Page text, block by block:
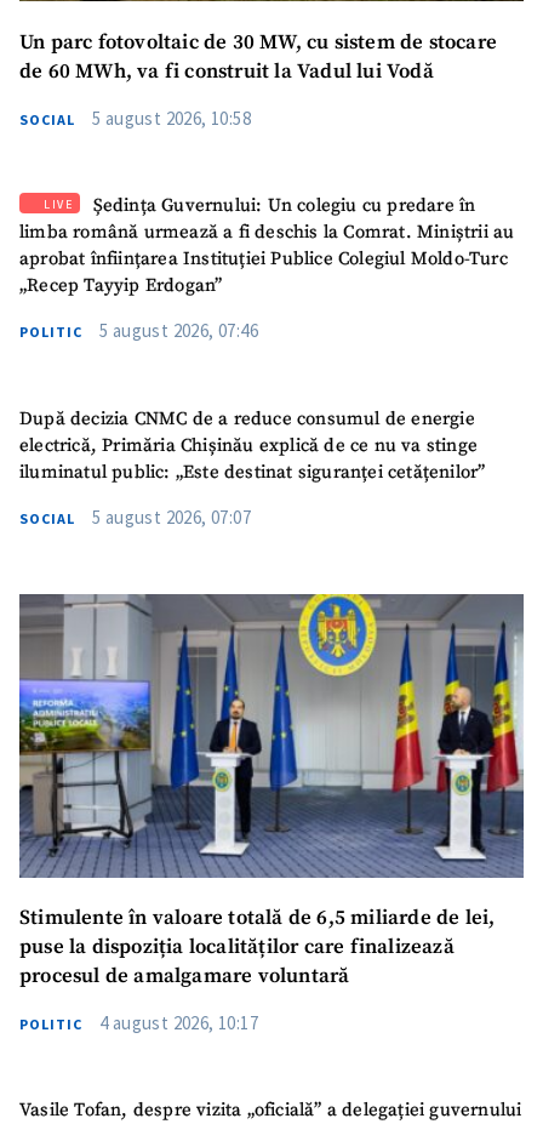
Un parc fotovoltaic de 30 MW, cu sistem de stocare
de 60 MWh, va fi construit la Vadul lui Vodă
SOCIAL 5 august 2026, 10:58
LIVE
Ședința Guvernului: Un colegiu cu predare în
limba română urmează a fi deschis la Comrat. Miniștrii au
aprobat înființarea Instituției Publice Colegiul Moldo-Turc
„Recep Tayyip Erdogan”
POLITIC 5 august 2026, 07:46
După decizia CNMC de a reduce consumul de energie
electrică, Primăria Chișinău explică de ce nu va stinge
iluminatul public: „Este destinat siguranței cetățenilor”
SOCIAL 5 august 2026, 07:07
Stimulente în valoare totală de 6,5 miliarde de lei,
puse la dispoziția localităților care finalizează
procesul de amalgamare voluntară
POLITIC 4 august 2026, 10:17
Vasile Tofan, despre vizita „oficială” a delegației guvernului